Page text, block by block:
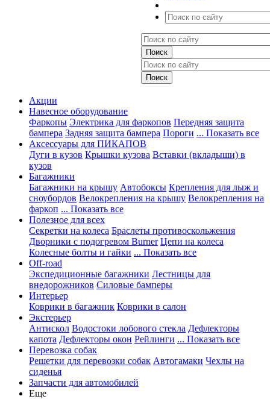
Акции
Навесное оборудование
Фаркопы Электрика для фаркопов Передняя защита
бампера Задняя защита бампера Пороги ... Показать все
Аксессуары для ПИКАПОВ
Дуги в кузов Крышки кузова Вставки (вкладыши) в
кузов
Багажники
Багажники на крышу Автобоксы Крепления для лыж и
сноубордов Велокрепления на крышу Велокрепления на
фаркоп ... Показать все
Полезное для всех
Секретки на колеса Браслеты противоскольжения
Дворники с подогревом Burner Цепи на колеса
Колесные болты и гайки ... Показать все
Off-road
Экспедиционные багажники Лестницы для
внедорожников Силовые бамперы
Интерьер
Коврики в багажник Коврики в салон
Экстерьер
Антискол Водостоки лобового стекла Дефлекторы
капота Дефлекторы окон Рейлинги ... Показать все
Перевозка собак
Решетки для перевозки собак Автогамаки Чехлы на
сиденья
Запчасти для автомобилей
Еще